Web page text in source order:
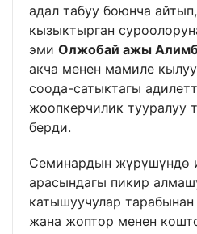
адал табуу боюнча
кызыктырган
эми Олжобай ажы
акча менен мамиле
соода-сатыктагы
жоопкерчилик тууралуу
берди.
Семинардын жүрүшүндө
арасындагы пикир
катышуучулар
жана жоптор менен